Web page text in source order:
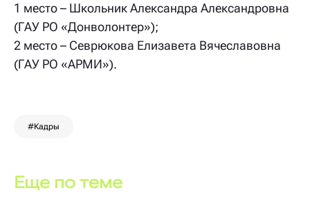
#Кадры
1 место – Школьник Александра Александровна
(ГАУ РО «Донволонтер»);
2 место – Севрюкова Елизавета Вячеславовна
(ГАУ РО «АРМИ»).
Еще по теме